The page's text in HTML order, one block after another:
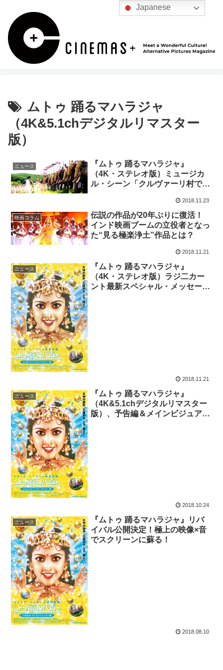
ムトゥ 踊るマハラジャ
（4K&5.1chデジタルリマスター
版）
ニュース
『ムトゥ 踊るマハラジャ』
（4K・ステレオ版）ミュージカ
ル・シーン「クルヴァーリ村で」
2018.11.23
映画コラム
伝説の作品が20年ぶりに復活！
インド映画ブームの立役者となっ
た“見る極楽浄土”作品とは？
2018.11.21
ニュース
『ムトゥ 踊るマハラジャ』
（4K・ステレオ版）ラジ二カー
ント最新スペシャル・メッセージ
2018.11.21
ニュース
『ムトゥ 踊るマハラジャ』
（4K&5.1chデジタルリマスター
版）、予告編＆メインビジュアル
2018.10.24
ニュース
『ムトゥ 踊るマハラジャ』リバ
イバル公開決定！極上の映像×音
でスクリーンに蘇る！
2018.08.10
Japanese